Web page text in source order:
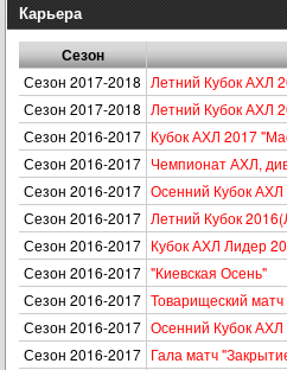
Карьера
Сезон
Сезон 2017-2018 Летний Кубок АХЛ
Сезон 2017-2018 Летний Кубок АХЛ
Сезон 2016-2017 Кубок АХЛ 2017
Сезон 2016-2017 Чемпионат АХЛ,
Сезон 2016-2017 Осенний Кубок
Сезон 2016-2017 Летний Кубок
Сезон 2016-2017 Кубок АХЛ Лидер
Сезон 2016-2017 "Киевская Осень"
Сезон 2016-2017 Товарищеский матч
Сезон 2016-2017 Осенний Кубок
Сезон 2016-2017 Гала матч